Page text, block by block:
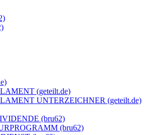
(geteilt.de)
UNTERZEICHNER (geteilt.de)
(bru62)
(bru62)